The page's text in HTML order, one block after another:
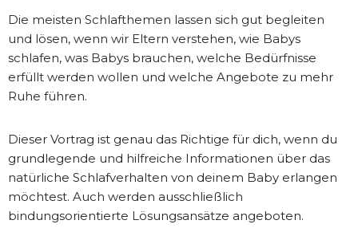
Die meisten Schlafthemen lassen sich gut begleiten
und lösen, wenn wir Eltern verstehen, wie Babys
schlafen, was Babys brauchen, welche Bedürfnisse
erfüllt werden wollen und welche Angebote zu mehr
Ruhe führen.
Dieser Vortrag ist genau das Richtige für dich, wenn du
grundlegende und hilfreiche Informationen über das
natürliche Schlafverhalten von deinem Baby erlangen
möchtest. Auch werden ausschließlich
bindungsorientierte Lösungsansätze angeboten.